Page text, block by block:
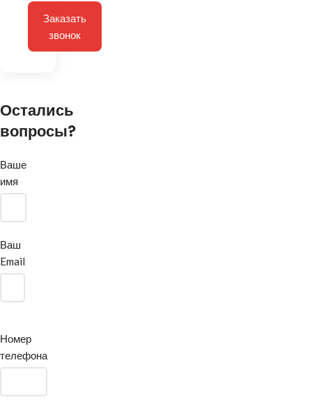
Заказать
звонок
Остались
вопросы?
Ваше
имя
Ваш
Email
Номер
телефона